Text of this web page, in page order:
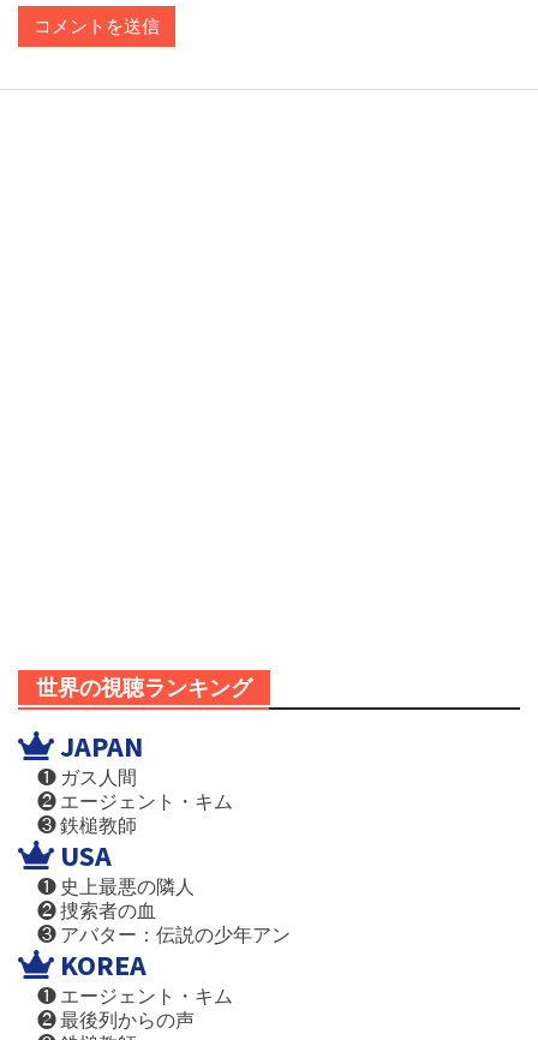
世界の視聴ランキング
JAPAN
❶ ガス人間
❷ エージェント・キム
❸ 鉄槌教師
USA
❶ 史上最悪の隣人
❷ 捜索者の血
❸ アバター：伝説の少年アン
KOREA
❶ エージェント・キム
❷ 最後列からの声